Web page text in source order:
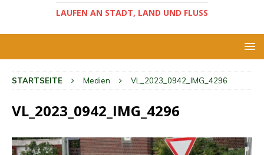
LAUFEN AN STADT, LAND UND FLUSS
STARTSEITE Medien VL_2023_0942_IMG_4296
VL_2023_0942_IMG_4296